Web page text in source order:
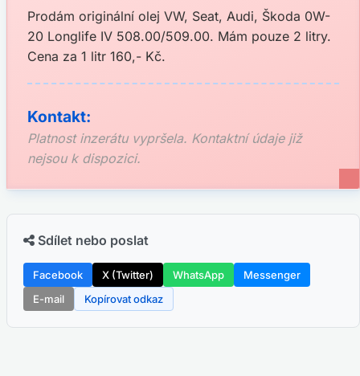
Prodám originální olej VW, Seat, Audi, Škoda 0W-
20 Longlife IV 508.00/509.00. Mám pouze 2 litry.
Cena za 1 litr 160,- Kč.
Kontakt:
Platnost inzerátu vypršela. Kontaktní údaje již
nejsou k dispozici.
Sdílet nebo poslat
Facebook X (Twitter) WhatsApp
Messenger
E-mail
Kopírovat odkaz